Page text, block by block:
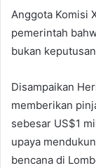
Anggota Komisi
pemerintah
bukan
Disampaikan
memberikan
sebesar US$1
upaya
bencana di